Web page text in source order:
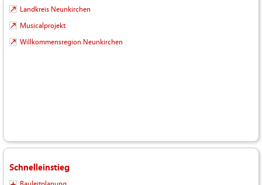
Landkreis Neunkirchen
Musicalprojekt
Willkommensregion Neunkirchen
Schnelleinstieg